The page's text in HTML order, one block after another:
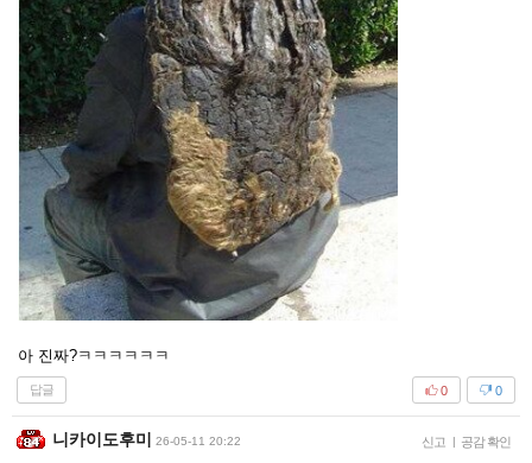
아 진짜?ㅋㅋㅋㅋㅋㅋ
답글 0
0
니카이도후미 26-05-11 20:22 신고 | 공감 확인